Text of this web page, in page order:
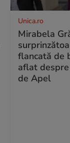
Unica.ro
Mirabela
flancată de
aflat
de Apel